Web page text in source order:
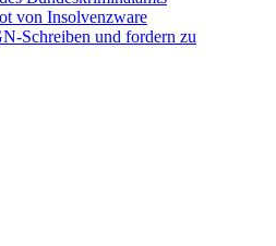
von Insolvenzware
Schreiben und fordern zu